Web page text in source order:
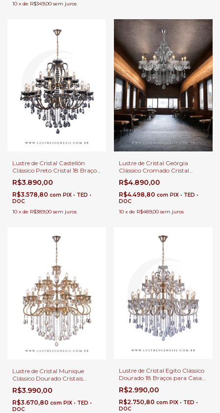
10 x de R$349,00 sem juros
Lustre de Cristal Castellón
Clássico Preto Cristal 18 Braços
para Casas com Pé Direito
Duplo e Buffet
R$3.890,00
R$3.578,80 com PIX • TED •
DOC
10 x de R$389,00 sem juros
Lustre de Cristal Geórgia
Clássico Cromado Cristal
Transparente 18 Braços para
Casas com Pé Direito Duplo e
Buffet
R$4.890,00
R$4.498,80 com PIX • TED •
DOC
10 x de R$489,00 sem juros
Lustre de Cristal Munique
Clássico Dourado Cristais
Transparente 18 Braços para
Casas com Pé Direito Duplo e
Buffet
R$3.990,00
R$3.670,80 com PIX • TED •
DOC
Lustre de Cristal Egito Clássico
Dourado 18 Braços para Casas
com Pé Direito Duplo e Buffet
R$2.990,00
R$2.750,80 com PIX • TED •
DOC